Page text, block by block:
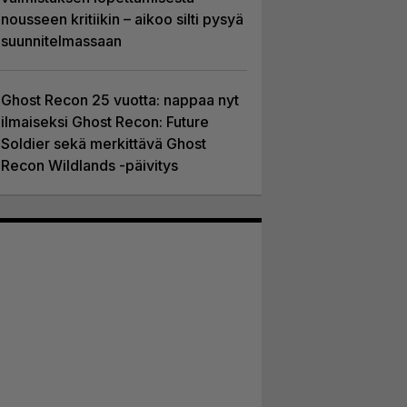
nousseen kritiikin – aikoo silti pysyä
suunnitelmassaan
Ghost Recon 25 vuotta: nappaa nyt
ilmaiseksi Ghost Recon: Future
Soldier sekä merkittävä Ghost
Recon Wildlands -päivitys